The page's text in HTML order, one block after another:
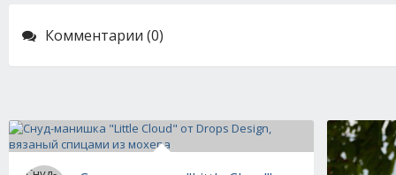
Комментарии (0)